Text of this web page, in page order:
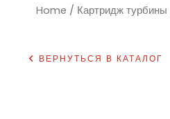
Home / Картридж турбины
ВЕРНУТЬСЯ В КАТАЛОГ